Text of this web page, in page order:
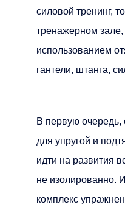
силовой тренинг,
тренажерном зале,
использованием
гантели, штанга,
В первую очередь,
для упругой и
идти на развития
не изолированно.
комплекс